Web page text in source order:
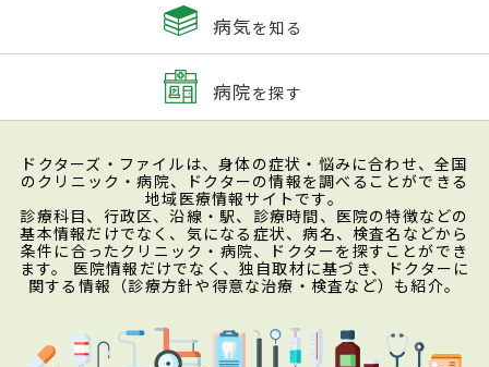
病気を知る
病院を探す
ドクターズ・ファイルは、身体の症状・悩みに合わせ、全国
のクリニック・病院、ドクターの情報を調べることができる
地域医療情報サイトです。
診療科目、行政区、沿線・駅、診療時間、医院の特徴などの
基本情報だけでなく、気になる症状、病名、検査名などから
条件に合ったクリニック・病院、ドクターを探すことができ
ます。 医院情報だけでなく、独自取材に基づき、ドクターに
関する情報（診療方針や得意な治療・検査など）も紹介。